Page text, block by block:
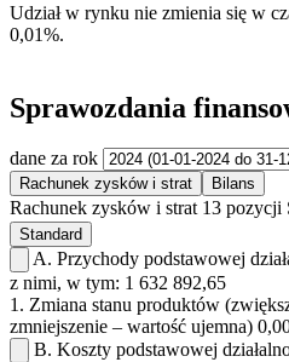
Udział w rynku nie zmienia się w
0,01%.
Sprawozdania
dane za rok
Rachunek zysków i strat Bilans
Rachunek zysków i strat 13 pozycji
Standard
A. Przychody podstawowej
z nimi, w tym: 1 632 892,65
1. Zmiana stanu produktów
zmniejszenie – wartość ujemna)
B. Koszty podstawowej